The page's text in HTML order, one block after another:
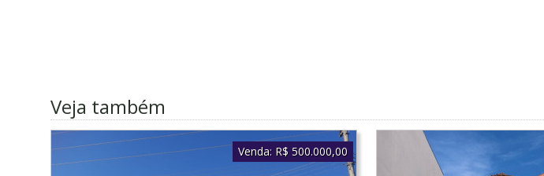
Veja também
Venda: R$ 500.000,00